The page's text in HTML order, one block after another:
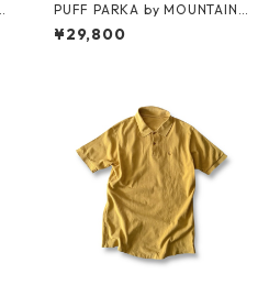
PUFF PARKA by MOUNTAIN
RESEARCH
¥29,800